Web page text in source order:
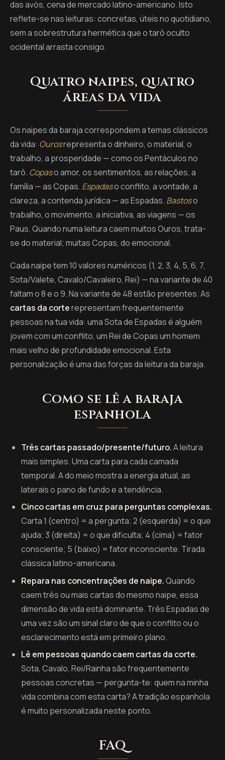
das avós, cena de mercado latino-americano. Isto
reflete-se nas leituras: concretas, úteis no quotidiano,
sem a sobrestrutura hermética que o tarô oculto
ocidental arrasta consigo.
Quatro naipes, quatro
áreas da vida
Os naipes da baraja correspondem a temas clássicos
da vida: Ourosrepresenta o dinheiro, o material, o
trabalho, a prosperidade — como os Pentáculos no
tarô. Copaso amor, os sentimentos, as relações, a
família — as Copas. Espadaso conflito, a vontade, a
clareza, a contenda jurídica — as Espadas. Bastoso
trabalho, o movimento, a iniciativa, as viagens — os
Paus. Quando numa leitura caem muitos Ouros, trata-
se do material; muitas Copas, do emocional.
Cada naipe tem 10 valores numéricos (1, 2, 3, 4, 5, 6, 7,
Sota/Valete, Cavalo/Cavaleiro, Rei) — na variante de 40
faltam o 8 e o 9. Na variante de 48 estão presentes. As
cartas da corterepresentam frequentemente
pessoas na tua vida: uma Sota de Espadas é alguém
jovem com um conflito, um Rei de Copas um homem
mais velho de profundidade emocional. Esta
personalização é uma das forças da leitura da baraja.
Como se lê a baraja
espanhola
Três cartas passado/presente/futuro.A leitura
mais simples. Uma carta para cada camada
temporal. A do meio mostra a energia atual, as
laterais o pano de fundo e a tendência.
Cinco cartas em cruz para perguntas complexas.
Carta 1 (centro) = a pergunta; 2 (esquerda) = o que
ajuda; 3 (direita) = o que dificulta; 4 (cima) = fator
consciente; 5 (baixo) = fator inconsciente. Tirada
clássica latino-americana.
Repara nas concentrações de naipe.Quando
caem três ou mais cartas do mesmo naipe, essa
dimensão de vida está dominante. Três Espadas de
uma vez são um sinal claro de que o conflito ou o
esclarecimento está em primeiro plano.
Lê em pessoas quando caem cartas da corte.
Sota, Cavalo, Rei/Rainha são frequentemente
pessoas concretas — pergunta-te: quem na minha
vida combina com esta carta? A tradição espanhola
é muito personalizada neste ponto.
FAQ